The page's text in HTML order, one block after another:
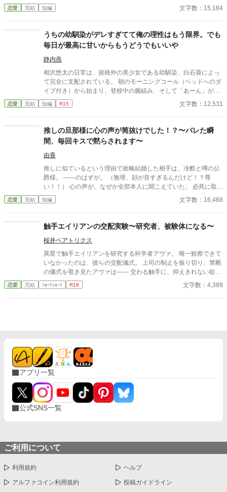
かけに月鈴の運命は大きく動き出す。 冷酷と恐れられる皇帝が、
なぜか彼女だけには甘すぎて――。
恋愛 完結 短編 文字数：15,184
うちの幼馴染がデレすぎてて俺の理性はもう限界。でも
毎日が最高に甘いからもうどうでもいいや
静内燕
相沢悠太の日常は、規格外の美少女である幼馴染、白石葵によっ
て完全に支配されている。 朝のモーニングコール（ベッドへのダ
イブ付き）から始まり、登校中の腕組み、そして「あーん」が義
務付けられた手作り弁当。誰もが羨むラブラブっぷりだが、悠太
はこれを「家族愛」だと頑なに誤解（無視）している。 「ゆーた
の一途。周囲の冷やかしや、葵を狙う男子生徒のプレッシャーが
高まる中、悠太の**「幼馴染フィルター」**はついに限界を迎え
る。 この溺愛っぷり、いつまで「家族」で通せるのか？ 甘すぎる
日常が、悠太の鈍感な理性を溶かし尽くす――最初からクライマ
ックスの、超高濃度イチャイチャ・ラブコメ、開幕！
恋愛 完結 短編 R15 文字数：12,531
推しの旦那様に心の声が筒抜けでした！？〜バレた瞬
間、毎回キスで黙らされます〜
由香
推しに似ているという理由で政略結婚した相手は、冷酷と噂の公
爵様。 ――のはずが。 （無理、顔が良すぎるんだけど！？尊
い！！） 心の声が、なぜか全部本人に聞こえていた。 必死に取り
繕うも時すでに遅し。 暴走する脳内実況を止めるたび、旦那様は
なぜか――キスしてくる。 「黙らせるのにちょうどいい」 いや全
声だだ漏れ令嬢 甘くて騒がしい新婚生活、開幕。
恋愛 完結 短編 文字数：16,468
触手エイリアンの交配実験〜研究者、被験体になる〜
桜井ベアトリクス
異星で触手エイリアンを研究する科学者アヴァ。 唯一観察できて
いなかったのは、彼らの交配儀式。 上司の制止を振り切り、禁断
の儀式を覗き見たアヴァは―― 交わる触手に、抑えきれない欲望
を覚える。 「私も……私も交配したい」 太く長い触手が、体の奥
深くまで侵入してくる。 研究者が、快楽の実験体になる夜。
恋愛 完結 ｼｮｰﾄｼｮｰﾄ R18 文字数：4,389
アプリ一覧
公式SNS一覧
ご利用について
利用規約 ヘルプ
アルファコイン利用規約 投稿ガイドライン